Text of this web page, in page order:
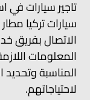
تاجير سيارات
سيارات تركيا
الاتصال بفريق
المعلومات
المناسبة وتحديد
لاحتياجاتهم.